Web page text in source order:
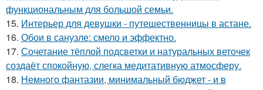
функциональным для большой семьи.
15. Интерьер для девушки - путешественницы в астане.
16. Обои в санузле: смело и эффектно.
17. Сочетание тёплой подсветки и натуральных веточек
создаёт спокойную, слегка медитативную атмосферу.
18. Немного фантазии, минимальный бюджет - и в